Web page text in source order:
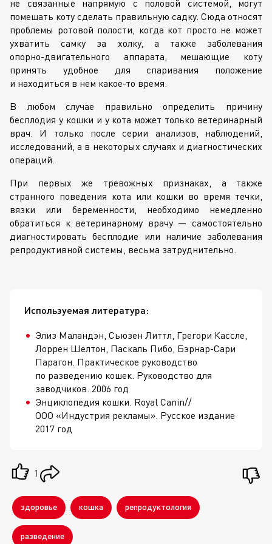
не связанные напрямую с половой системой, могут
помешать коту сделать правильную садку. Сюда относят
проблемы ротовой полости, когда кот просто не может
ухватить самку за холку, а также заболевания
опорно-двигательного аппарата, мешающие коту
принять удобное для спаривания положение
и находиться в нем какое-то время.
В любом случае правильно определить причину
бесплодия у кошки и у кота может только ветеринарный
врач. И только после серии анализов, наблюдений,
исследований, а в некоторых случаях и диагностических
операций.
При первых же тревожных признаках, а также
странного поведения кота или кошки во время течки,
вязки или беременности, необходимо немедленно
обратиться к ветеринарному врачу — самостоятельно
диагностировать бесплодие или наличие заболевания
репродуктивной системы, весьма затруднительно.
Используемая литература:
Элиз Маландэн, Сьюзен Литтл, Грегори Кассле,
Лоррен Шелтон, Паскаль Пибо, Бэрнар-Сари
Парагон. Практическое руководство
по разведению кошек. Руководство для
заводчиков. 2006 год
Энциклопедия кошки. Royal Canin//
ООО «Индустрия рекламы». Русское издание
2017 год
1
здоровье кошка репродуктология
разведение